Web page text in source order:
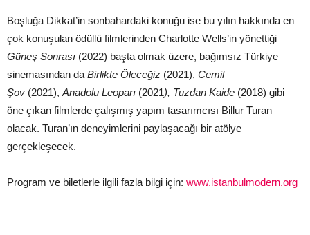
Boşluğa Dikkat’in sonbahardaki konuğu ise bu yılın hakkında en
çok konuşulan ödüllü filmlerinden Charlotte Wells’in yönettiği
Güneş Sonrası (2022) başta olmak üzere, bağımsız Türkiye
sinemasından da Birlikte Öleceğiz (2021), Cemil
Şov (2021), Anadolu Leoparı (2021), Tuzdan Kaide (2018) gibi
öne çıkan filmlerde çalışmış yapım tasarımcısı Billur Turan
olacak. Turan’ın deneyimlerini paylaşacağı bir atölye
gerçekleşecek.
Program ve biletlerle ilgili fazla bilgi için: www.istanbulmodern.org